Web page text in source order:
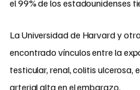
el 99% de los estadounidenses
La Universidad de Harvard y
encontrado vínculos entre la
testicular, renal, colitis
arterial alta en el embarazo.